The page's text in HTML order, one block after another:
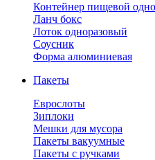
Контейнер пищевой
Ланч бокс
Лоток одноразовый
Соусник
Форма алюминиевая
Пакеты
Еврослоты
Зиплоки
Мешки для мусора
Пакеты вакуумные
Пакеты с ручками